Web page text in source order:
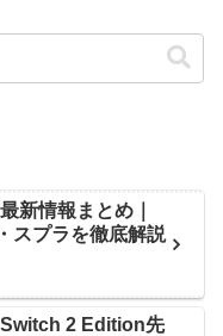
新情報まとめ｜
スプラを徹底解説
2 Edition先